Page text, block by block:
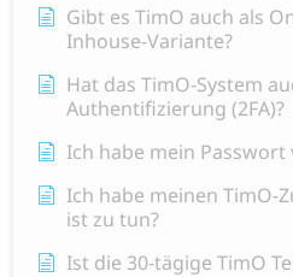
Gibt es TimO auch als
Inhouse-Variante?
Hat das TimO-System
Authentifizierung (2FA)?
Ich habe mein Passwort
Ich habe meinen TimO-
ist zu tun?
Ist die 30-tägige TimO